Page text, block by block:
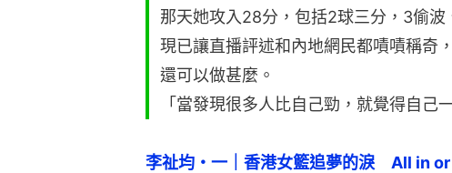
那天她攻入28分，包括2球三分，3偷
現已讓直播評述和內地網民都嘖嘖稱奇
還可以做甚麼。
「當發現很多人比自己勁，就覺得自己
李祉均・一｜香港女籃追夢的淚　All in